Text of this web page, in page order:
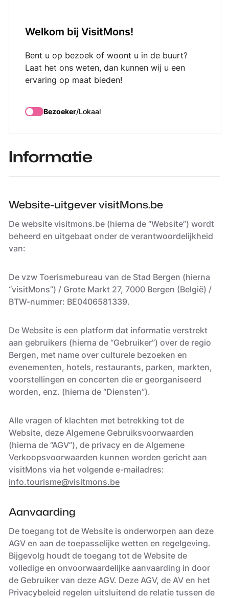
Welkom bij VisitMons!
Bent u op bezoek of woont u in de buurt?
Laat het ons weten, dan kunnen wij u een
ervaring op maat bieden!
Bezoeker/Lokaal
Juridische
vermeldingen
Informatie
Website-uitgever visitMons.be
De website visitmons.be (hierna de “Website”) wordt
beheerd en uitgebaat onder de verantwoordelijkheid
van:
De vzw Toerismebureau van de Stad Bergen (hierna
“visitMons”) / Grote Markt 27, 7000 Bergen (België) /
BTW-nummer: BE0406581339.
De Website is een platform dat informatie verstrekt
aan gebruikers (hierna de “Gebruiker”) over de regio
Bergen, met name over culturele bezoeken en
evenementen, hotels, restaurants, parken, markten,
voorstellingen en concerten die er georganiseerd
worden, enz. (hierna de “Diensten”).
Alle vragen of klachten met betrekking tot de
Website, deze Algemene Gebruiksvoorwaarden
(hierna de “AGV”), de privacy en de Algemene
Verkoopsvoorwaarden kunnen worden gericht aan
visitMons via het volgende e-mailadres:
info.tourisme@visitmons.be
Aanvaarding
De toegang tot de Website is onderworpen aan deze
AGV en aan de toepasselijke wetten en regelgeving.
Bijgevolg houdt de toegang tot de Website de
volledige en onvoorwaardelijke aanvaarding in door
de Gebruiker van deze AGV. Deze AGV, de AV en het
Privacybeleid regelen uitsluitend de relatie tussen de